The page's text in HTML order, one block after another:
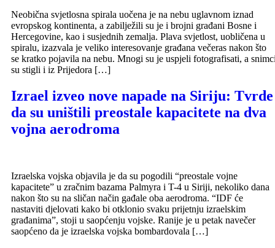
Neobična svjetlosna spirala uočena je na nebu uglavnom iznad
evropskog kontinenta, a zabilježili su je i brojni građani Bosne i
Hercegovine, kao i susjednih zemalja. Plava svjetlost, uobličena u
spiralu, izazvala je veliko interesovanje građana večeras nakon što
se kratko pojavila na nebu. Mnogi su je uspjeli fotografisati, a
su stigli i iz Prijedora […]
Izrael izveo nove napade na Siriju: Tvrde
da su uništili preostale kapacitete na dva
vojna aerodroma
Izraelska vojska objavila je da su pogodili “preostale vojne
kapacitete” u zračnim bazama Palmyra i T-4 u Siriji, nekoliko dana
nakon što su na sličan način gađale oba aerodroma. “IDF će
nastaviti djelovati kako bi otklonio svaku prijetnju izraelskim
građanima”, stoji u saopćenju vojske. Ranije je u petak navečer
saopćeno da je izraelska vojska bombardovala […]